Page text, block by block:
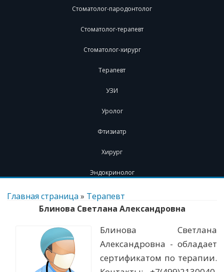
Стоматолог-пародонтолог
Стоматолог-терапевт
Стоматолог-хирург
Терапевт
УЗИ
Уролог
Фтизиатр
Хирург
Эндокринолог
Перейти
содержимому
Главная страница » Терапевт
Блинова Светлана Александровна
Блинова Светлана
Александровна - обладает
сертификатом по терапии.